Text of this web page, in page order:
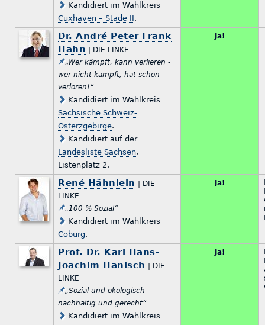
Kandidiert im Wahlkreis
Cuxhaven – Stade II.
Dr. André Peter Frank
Hahn | DIE LINKE
„Wer kämpft, kann verlieren -
wer nicht kämpft, hat schon
verloren!“
Kandidiert im Wahlkreis
Sächsische Schweiz-
Osterzgebirge.
Kandidiert auf der
Landesliste Sachsen,
Listenplatz 2.
Ja!
René Hähnlein
| DIE
LINKE
„100 % Sozial“
Kandidiert im Wahlkreis
Coburg.
Ja!
Prof. Dr. Karl Hans-
Joachim Hanisch
| DIE
LINKE
„Sozial und ökologisch
nachhaltig und gerecht“
Kandidiert im Wahlkreis
Ja!